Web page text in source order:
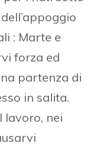
: Marte e
forza ed
partenza di
in salita.
lavoro, nei